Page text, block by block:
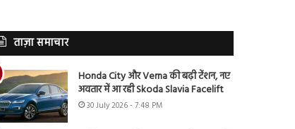
ताज़ा समाचार
Honda City और Verna की बढ़ी टेंशन, नए
अवतार में आ रही Skoda Slavia Facelift
30 July 2026 - 7:48 PM